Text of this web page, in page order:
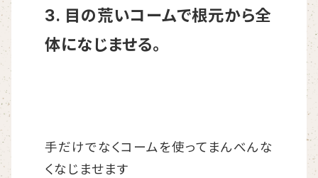
3. 目の荒いコームで根元から全
体になじませる。
手だけでなくコームを使ってまんべんな
くなじませます